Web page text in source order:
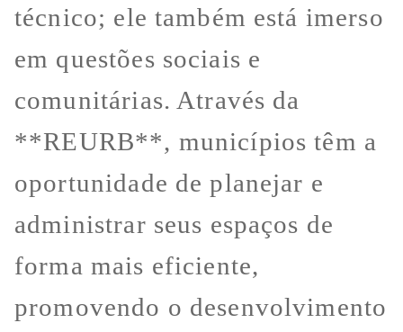
técnico; ele também está imerso
em questões sociais e
comunitárias. Através da
**REURB**, municípios têm a
oportunidade de planejar e
administrar seus espaços de
forma mais eficiente,
promovendo o desenvolvimento